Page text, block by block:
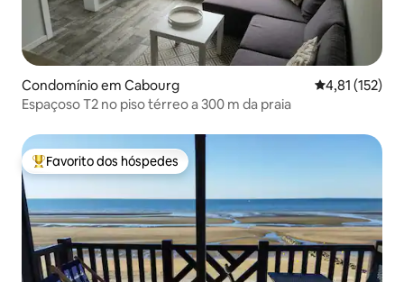
Condomínio em Cabourg Classificação
4,81 (152)
Espaçoso T2 no piso térreo a 300 m da praia
Favoritos dos hóspedes mais apreciados
Favorito dos hóspedes